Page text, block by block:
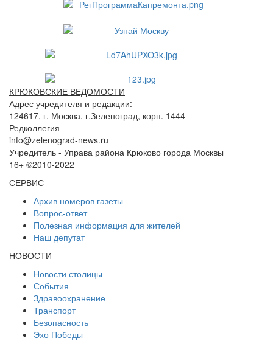
КРЮКОВСКИЕ ВЕДОМОСТИ
Адрес учредителя и редакции:
124617, г. Москва, г.Зеленоград, корп. 1444
Редколлегия
info@zelenograd-news.ru
Учредитель - Управа района Крюково города Москвы
16+ ©2010-2022
СЕРВИС
Архив номеров газеты
Вопрос-ответ
Полезная информация для жителей
Наш депутат
НОВОСТИ
Новости столицы
События
Здравоохранение
Транспорт
Безопасность
Эхо Победы